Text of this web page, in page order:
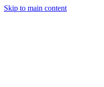
Skip to main content